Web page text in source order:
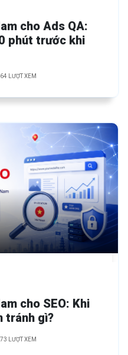
cho Ads QA:
phút trước khi
LƯỢT XEM
cho SEO: Khi
tránh gì?
LƯỢT XEM